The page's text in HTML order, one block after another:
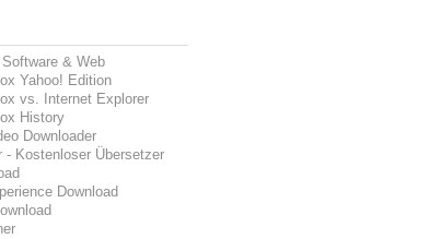
& Web
Yahoo! Edition
vs. Internet Explorer
History
Downloader
- Kostenloser Übersetzer
Download